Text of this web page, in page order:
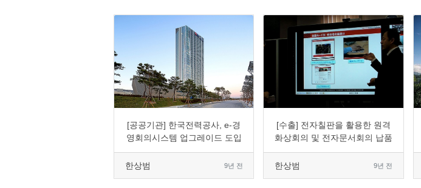
0 2907 2 0
[공공기관] 한국전력공사, e-경
영회의시스템 업그레이드 도입
한상범 9년 전
0 3418 4
[수출] 전자칠판을 활용한 원격
화상회의 및 전자문서회의 납품
한상범 9년 전